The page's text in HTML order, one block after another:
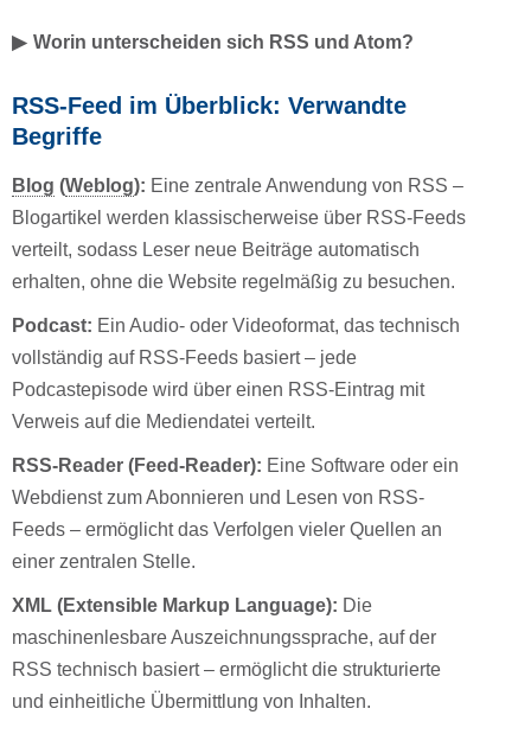
Worin unterscheiden sich RSS und Atom?
RSS-Feed im Überblick: Verwandte
Begriffe
Blog (Weblog): Eine zentrale Anwendung von RSS –
Blogartikel werden klassischerweise über RSS-Feeds
verteilt, sodass Leser neue Beiträge automatisch
erhalten, ohne die Website regelmäßig zu besuchen.
Podcast: Ein Audio- oder Videoformat, das technisch
vollständig auf RSS-Feeds basiert – jede
Podcastepisode wird über einen RSS-Eintrag mit
Verweis auf die Mediendatei verteilt.
RSS-Reader (Feed-Reader): Eine Software oder ein
Webdienst zum Abonnieren und Lesen von RSS-
Feeds – ermöglicht das Verfolgen vieler Quellen an
einer zentralen Stelle.
XML (Extensible Markup Language): Die
maschinenlesbare Auszeichnungssprache, auf der
RSS technisch basiert – ermöglicht die strukturierte
und einheitliche Übermittlung von Inhalten.